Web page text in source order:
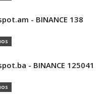
- BINANCE 138
- BINANCE 125041